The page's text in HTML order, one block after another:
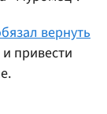
вернуть
привести